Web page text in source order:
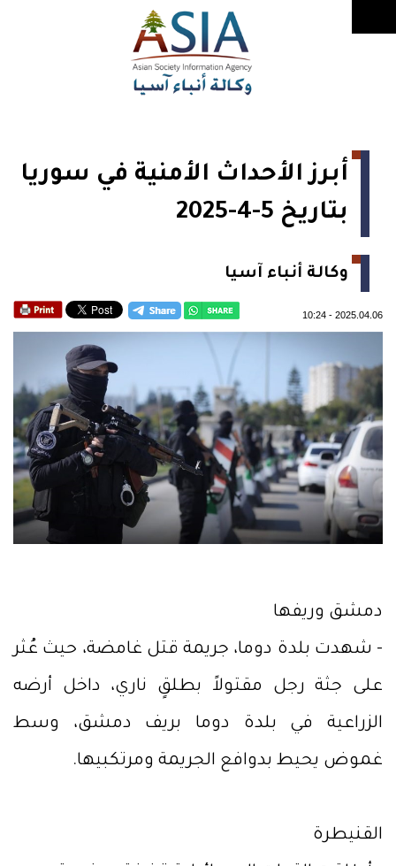
أبرز الأحداث الأمنية في سوريا
بتاريخ 5-4-2025
وكالة أنباء آسيا
2025.04.06
-
10:24
دمشق وريفها
- شهدت بلدة دوما، جريمة قتل غامضة، حيث عُثر
على جثة رجل مقتولاً بطلقٍ ناري، داخل أرضه
الزراعية في بلدة دوما بريف دمشق، وسط
غموض يحيط بدوافع الجريمة ومرتكبيها.
القنيطرة